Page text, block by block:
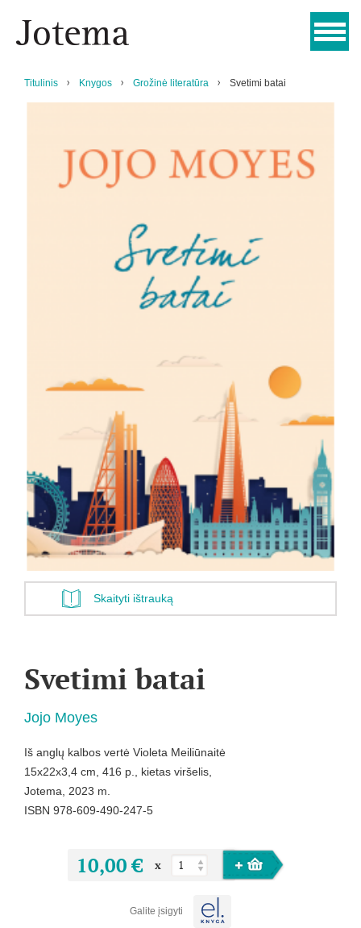
Titulinis Knygos Grožinė literatūra Svetimi batai
Skaityti ištrauką
Svetimi batai
Jojo Moyes
Iš anglų kalbos vertė Violeta Meiliūnaitė
15x22x3,4 cm, 416 p., kietas viršelis,
Jotema, 2023 m.
ISBN 978-609-490-247-5
10,00 € x
Galite įsigyti